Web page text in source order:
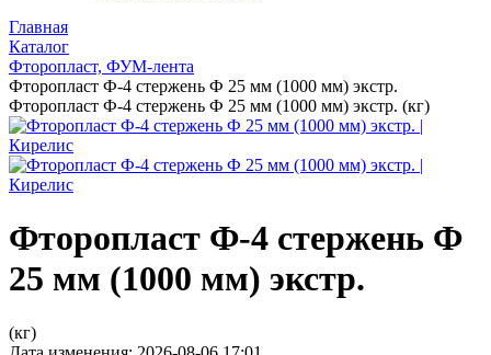
Главная
Каталог
Фторопласт, ФУМ-лента
Фторопласт Ф-4 стержень Ф 25 мм (1000 мм) экстр.
Фторопласт Ф-4 стержень Ф 25 мм (1000 мм) экстр. (кг)
Фторопласт Ф-4 стержень Ф
25 мм (1000 мм) экстр.
(кг)